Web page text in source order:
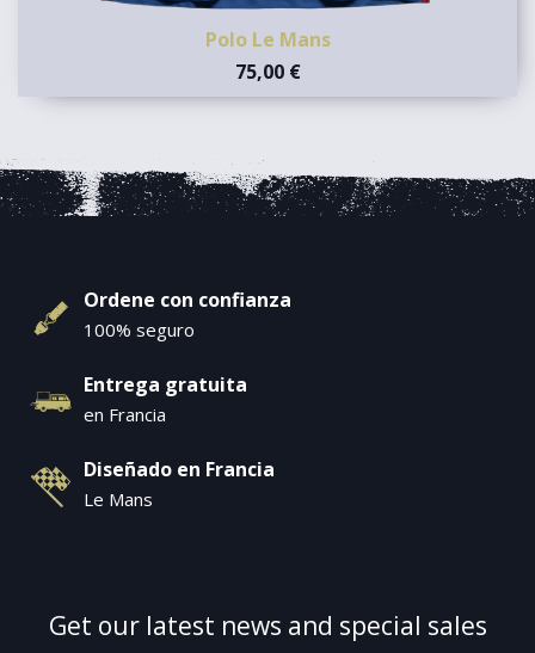
Polo Le Mans
75,00 €
Ordene con confianza
100% seguro
Entrega gratuita
en Francia
Diseñado en Francia
Le Mans
Get our latest news and special sales